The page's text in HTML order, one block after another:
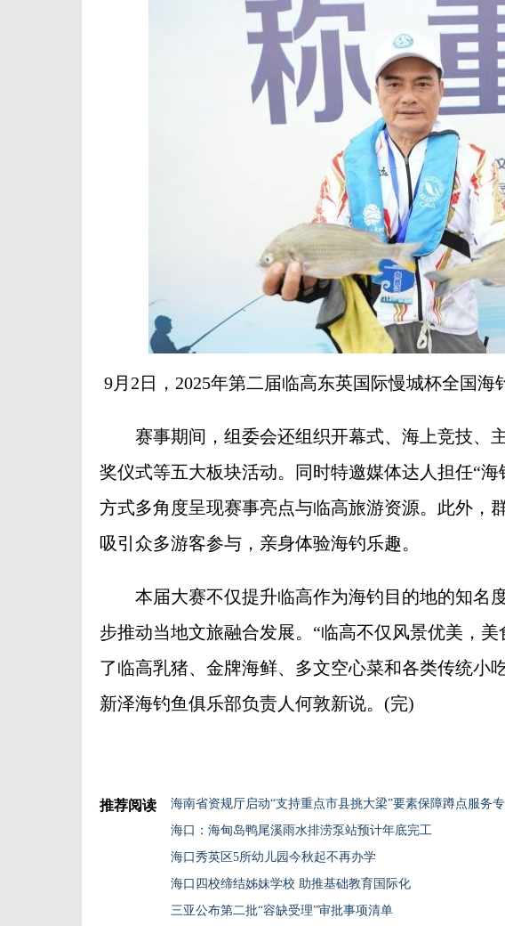
9月2日，2025年第二届临高东英国际慢城杯全国
赛事期间，组委会还组织开幕式、海上竞技、
奖仪式等五大板块活动。同时特邀媒体达人担任“
方式多角度呈现赛事亮点与临高旅游资源。此外，
吸引众多游客参与，亲身体验海钓乐趣。
本届大赛不仅提升临高作为海钓目的地的知名度
步推动当地文旅融合发展。“临高不仅风景优美，
了临高乳猪、金牌海鲜、多文空心菜和各类传统小
新泽海钓鱼俱乐部负责人何敦新说。(完)
推荐阅读
海口：海甸岛鸭尾溪雨水排涝泵站预计年底完工
海口秀英区5所幼儿园今秋起不再办学
海口四校缔结姊妹学校 助推基础教育国际化
三亚公布第二批“容缺受理”审批事项清单